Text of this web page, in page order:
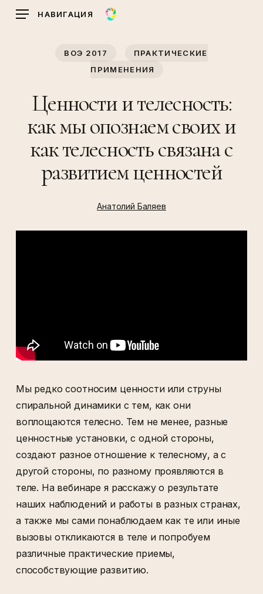
Skip
НАВИГАЦИЯ
ВОЭ 2017
ПРАКТИЧЕСКИЕ
ПРИМЕНЕНИЯ
Ценности и телесность:
как мы опознаем своих и
как телесность связана с
развитием ценностей
Анатолий Баляев
Мы редко соотносим ценности или струны
спиральной динамики с тем, как они
воплощаются телесно. Тем не менее, разные
ценностные установки, с одной стороны,
создают разное отношение к телесному, а с
другой стороны, по разному проявляются в
теле. На вебинаре я расскажу о результате
наших наблюдений и работы в разных странах,
а также мы сами понаблюдаем как те или иные
вызовы откликаются в теле и попробуем
различные практические приемы,
способствующие развитию.